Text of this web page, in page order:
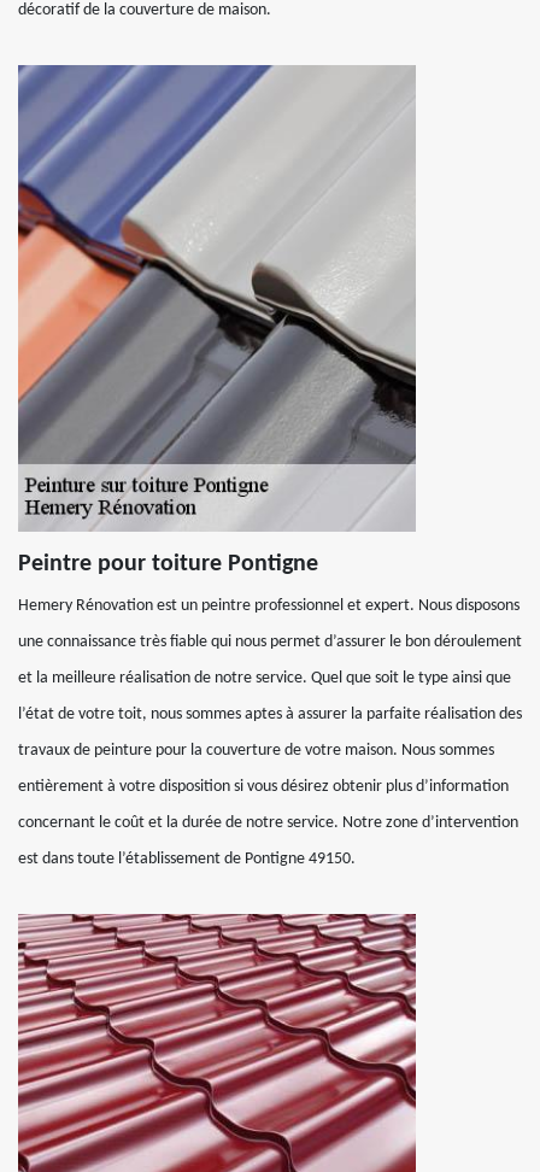
décoratif de la couverture de maison.
Peintre pour toiture Pontigne
Hemery Rénovation est un peintre professionnel et expert. Nous disposons
une connaissance très fiable qui nous permet d’assurer le bon déroulement
et la meilleure réalisation de notre service. Quel que soit le type ainsi que
l’état de votre toit, nous sommes aptes à assurer la parfaite réalisation des
travaux de peinture pour la couverture de votre maison. Nous sommes
entièrement à votre disposition si vous désirez obtenir plus d’information
concernant le coût et la durée de notre service. Notre zone d’intervention
est dans toute l’établissement de Pontigne 49150.